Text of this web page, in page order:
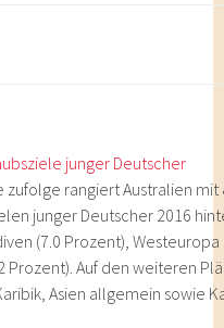
junger Deutscher
zufolge rangiert Australien
junger Deutscher 2016
(7.0 Prozent), Westeuropa
Prozent). Auf den weiteren
Asien allgemein sowie